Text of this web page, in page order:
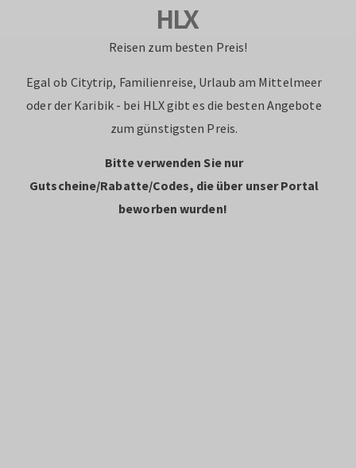
HLX
Reisen zum besten Preis!
Egal ob Citytrip, Familienreise, Urlaub am Mittelmeer
oder der Karibik - bei HLX gibt es die besten Angebote
zum günstigsten Preis.
Bitte verwenden Sie nur
Gutscheine/Rabatte/Codes, die über unser Portal
beworben wurden!